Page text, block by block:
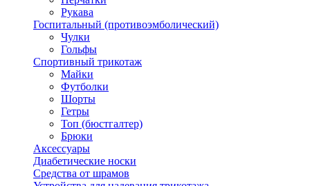
Рукава
Госпитальный (противоэмболический)
Чулки
Гольфы
Спортивный трикотаж
Майки
Футболки
Шорты
Гетры
Топ (бюстгалтер)
Брюки
Аксессуары
Диабетические носки
Средства от шрамов